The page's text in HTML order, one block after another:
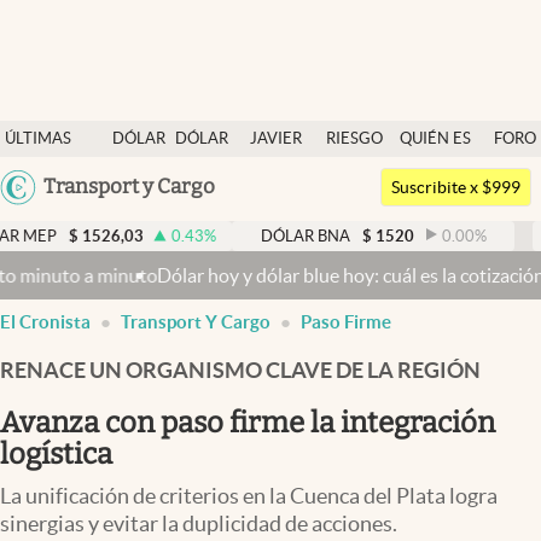
ÚLTIMAS
NOTICIAS
DÓLAR
DÓLAR
JAVIER
RIESGO
QUIÉN ES
QUIÉN
FORO
Argentina
México
Uruguay
Transport y Cargo
Dólar
Members
Economía y Política
Finanzas y Mercados
Mercados Online
Negocios
Columnistas
Otras secciones
Apertura
Suscribite x $999
0.43% DÓLAR BNA $ 1520 0.00% DÓLAR
minutoDólar hoy y dólar blue hoy: cuál es la cotización del
El Cronista Transport Y Cargo Paso Firme
RENACE UN ORGANISMO CLAVE DE LA REGIÓN
Avanza con paso firme la integración
logística
La unificación de criterios en la Cuenca del Plata logra
sinergias y evitar la duplicidad de acciones.